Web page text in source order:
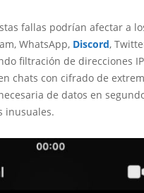
fallas podrían afectar a
WhatsApp, Discord,
filtración de direcciones
chats con cifrado de
de datos en
inusuales.